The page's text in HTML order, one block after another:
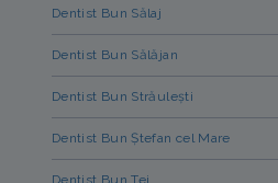
Dentist Bun Sălaj
Dentist Bun Sălăjan
Dentist Bun Străulești
Dentist Bun Ștefan cel Mare
Dentist Bun Tei